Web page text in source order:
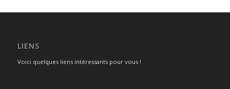
LIENS
Voici quelques liens intéressants pour vous !